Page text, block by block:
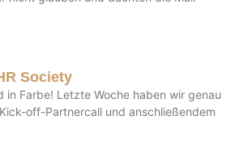
Society
in Farbe! Letzte Woche haben wir genau
off-Partnercall und anschließendem